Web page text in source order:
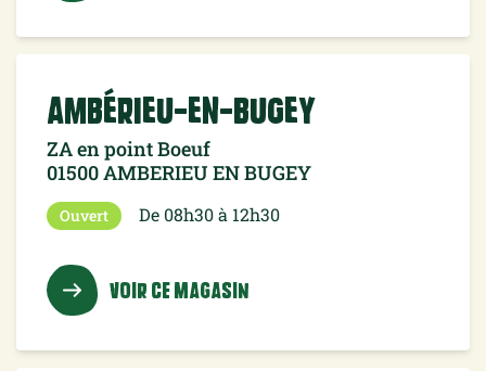
Ambérieu-en-Bugey
ZA en point Boeuf
01500 AMBERIEU EN BUGEY
Ouvert De 08h30 à 12h30
VOIR CE MAGASIN